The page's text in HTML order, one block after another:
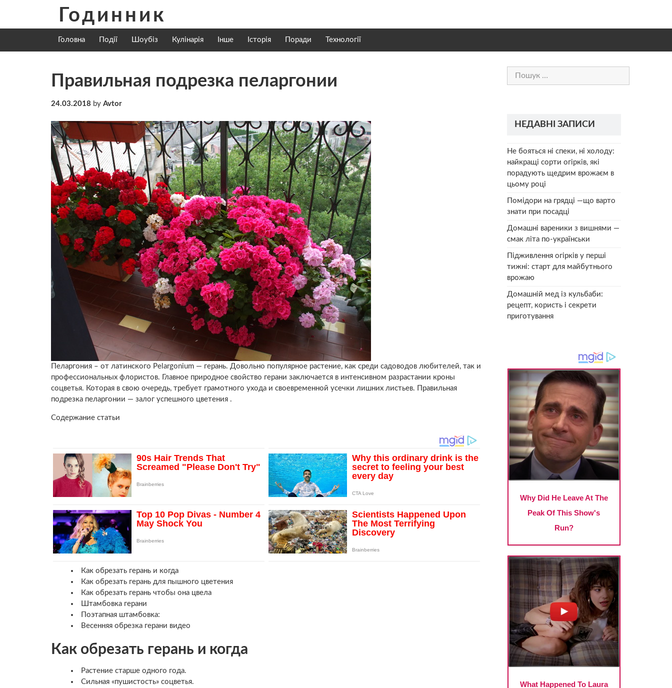
content
Годинник
Головна Події Шоубіз Кулінарія Інше Історія Поради Технології
Правильная подрезка пеларгонии
24.03.2018 by Avtor
Пеларгония – от латинского Pelargonium — герань. Довольно популярное растение, как среди садоводов любителей, так и
профессиональных флористов. Главное природное свойство герани заключается в интенсивном разрастании кроны
соцветья. Которая в свою очередь, требует грамотного ухода и своевременной усечки лишних листьев. Правильная
подрезка пеларгонии — залог успешного цветения .
Содержание статьи
Как обрезать герань и когда
Как обрезать герань для пышного цветения
Как обрезать герань чтобы она цвела
Штамбовка герани
Поэтапная штамбовка:
Весенняя обрезка герани видео
Как обрезать герань и когда
Растение старше одного года.
Сильная «пушистость» соцветья.
Пошук:
НЕДАВНІ ЗАПИСИ
Не бояться ні спеки, ні холоду:
найкращі сорти огірків, які
порадують щедрим врожаєм в
цьому році
Помідори на грядці —що варто
знати при посадці
Домашні вареники з вишнями —
смак літа по-українськи
Підживлення огірків у перші
тижні: старт для майбутнього
врожаю
Домашній мед із кульбаби:
рецепт, користь і секрети
приготування